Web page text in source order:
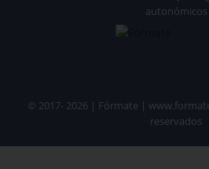
© 2017- 2026 | Fórmate |
reservados
autonómicos